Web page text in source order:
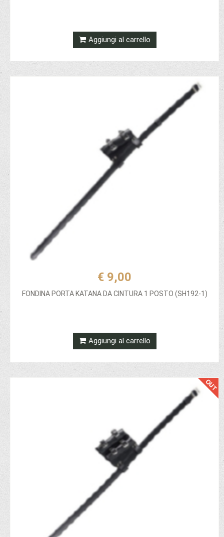
Aggiungi al carrello
€ 9,00
FONDINA PORTA KATANA DA CINTURA 1 POSTO (SH192-1)
Aggiungi al carrello